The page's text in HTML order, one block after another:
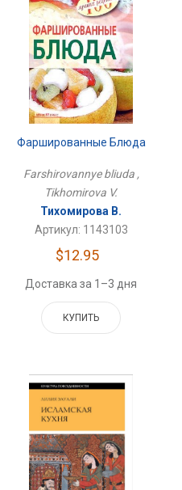
Фаршированные Блюда
Farshirovannye bliuda ,
Tikhomirova V.
Тихомирова В.
Артикул: 1143103
$12.95
Доставка за 1–3 дня
КУПИТЬ